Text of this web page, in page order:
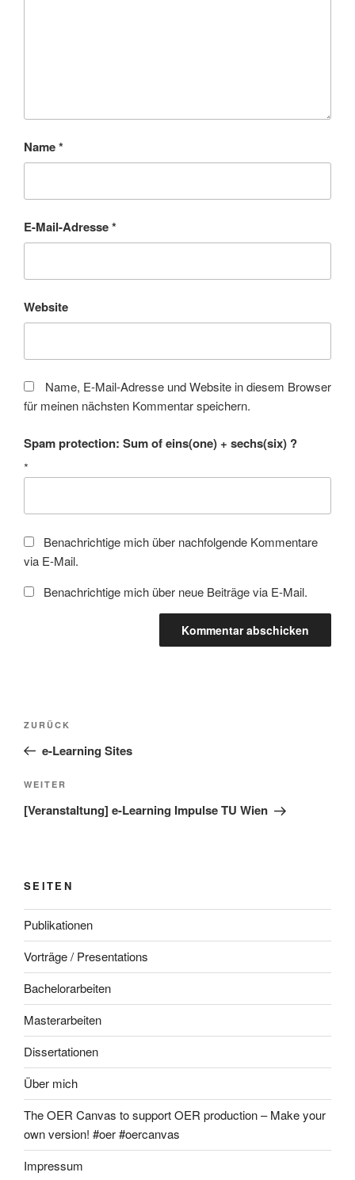
Name*
E-Mail-Adresse*
Website
Name, E-Mail-Adresse und Website in diesem Browser
für meinen nächsten Kommentar speichern.
Spam protection: Sum of eins(one) + sechs(six) ?
*
Benachrichtige mich über nachfolgende Kommentare
via E-Mail.
Benachrichtige mich über neue Beiträge via E-Mail.
Beitragsnavigation
Vorheriger
Beitrag
ZURÜCK
e-Learning Sites
Nächster
Beitrag
WEITER
[Veranstaltung] e-Learning Impulse TU Wien
SEITEN
Publikationen
Vorträge / Presentations
Bachelorarbeiten
Masterarbeiten
Dissertationen
Über mich
The OER Canvas to support OER production – Make your
own version! #oer #oercanvas
Impressum